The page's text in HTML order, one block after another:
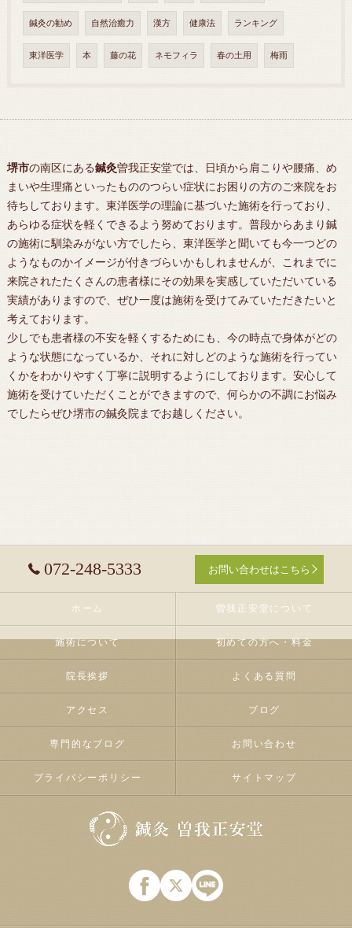
鍼灸の勧め 自然治癒力 漢方 健康法 ランキング
東洋医学 本 藤の花 ネモフィラ 春の土用 梅雨
堺市の南区にある鍼灸曽我正安堂では、日頃から肩こりや腰痛、め
まいや生理痛といったもののつらい症状にお困りの方のご来院をお
待ちしております。東洋医学の理論に基づいた施術を行っており、
あらゆる症状を軽くできるよう努めております。普段からあまり鍼
の施術に馴染みがない方でしたら、東洋医学と聞いても今一つどの
ようなものかイメージが付きづらいかもしれませんが、これまでに
来院されたたくさんの患者様にその効果を実感していただいている
実績がありますので、ぜひ一度は施術を受けてみていただきたいと
考えております。
少しでも患者様の不安を軽くするためにも、今の時点で身体がどの
ような状態になっているか、それに対しどのような施術を行ってい
くかをわかりやすく丁寧に説明するようにしております。安心して
施術を受けていただくことができますので、何らかの不調にお悩み
でしたらぜひ堺市の鍼灸 院までお越しください。
072-248-5333 お問い合わせはこちら
ホーム 曽我正安堂について
施術について 初めての方へ・料金
院長挨拶 よくある質問
アクセス ブログ
専門的なブログ お問い合わせ
プライバシーポリシー サイトマップ